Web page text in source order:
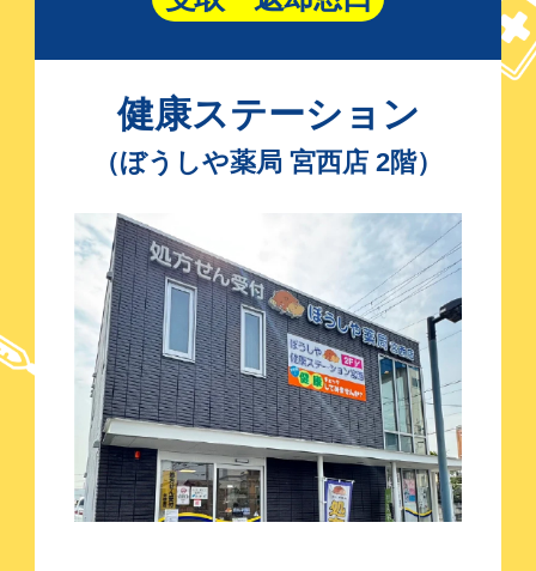
健康ステーション
（ぼうしや薬局 宮西店 2階）